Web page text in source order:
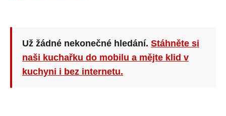
Už žádné nekonečné hledání. Stáhněte si
naši kuchařku do mobilu a mějte klid v
kuchyni i bez internetu.